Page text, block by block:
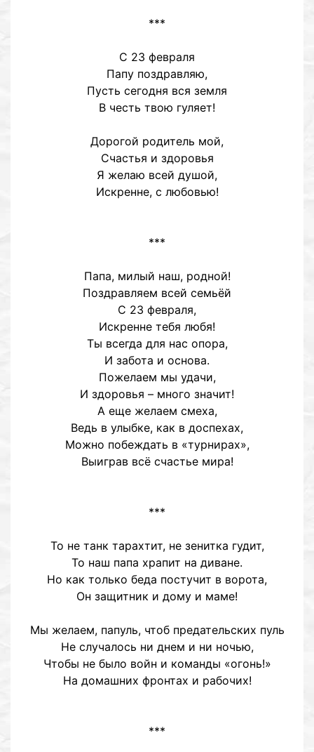
***
С 23 февраля
Папу поздравляю,
Пусть сегодня вся земля
В честь твою гуляет!
Дорогой родитель мой,
Счастья и здоровья
Я желаю всей душой,
Искренне, с любовью!
***
Папа, милый наш, родной!
Поздравляем всей семьёй
С 23 февраля,
Искренне тебя любя!
Ты всегда для нас опора,
И забота и основа.
Пожелаем мы удачи,
И здоровья – много значит!
А еще желаем смеха,
Ведь в улыбке, как в доспехах,
Можно побеждать в «турнирах»,
Выиграв всё счастье мира!
***
То не танк тарахтит, не зенитка гудит,
То наш папа храпит на диване.
Но как только беда постучит в ворота,
Он защитник и дому и маме!
Мы желаем, папуль, чтоб предательских пуль
Не случалось ни днем и ни ночью,
Чтобы не было войн и команды «огонь!»
На домашних фронтах и рабочих!
***